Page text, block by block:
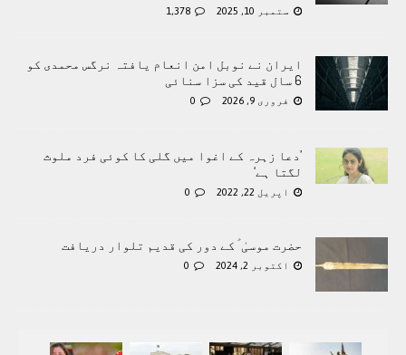
ستمبر 10, 2025 1,378
ایران نے نوبل امن انعام یافتہ نرگس محمدی کو
6 سال قید کی سزا سنائی
فروری 9, 2026 0
’دعا زہرہ کے اغوا میں گلی کا کوئی فرد ملوث
لگتا ہے‘
اپریل 22, 2022 0
حضرت موسیٰ ؑ کے دور کی قدیم تلوار دریافت
اکتوبر 2, 2024 0